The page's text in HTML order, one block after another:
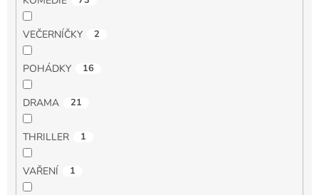
VEČERNÍČKY 2
POHÁDKY 16
DRAMA 21
THRILLER 1
VAŘENÍ 1